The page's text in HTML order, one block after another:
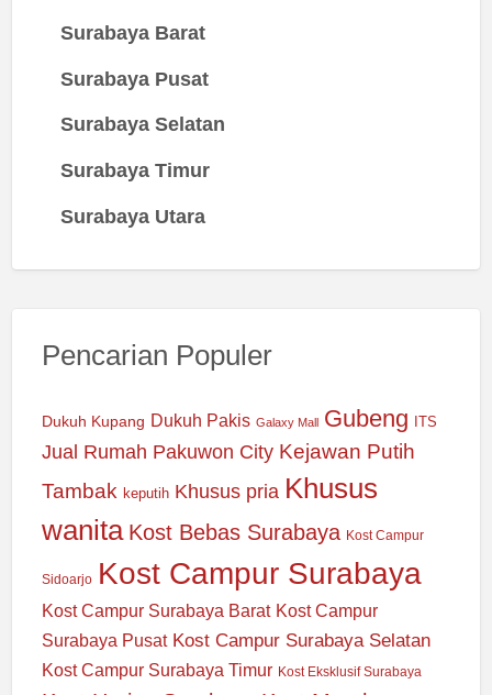
Surabaya Barat
Surabaya Pusat
Surabaya Selatan
Surabaya Timur
Surabaya Utara
Pencarian Populer
Dukuh Kupang Dukuh Pakis Galaxy Mall Gubeng ITS
Jual Rumah Pakuwon City Kejawan Putih
Tambak keputih Khusus pria Khusus
wanita Kost Bebas Surabaya Kost Campur
Sidoarjo Kost Campur Surabaya
Kost Campur Surabaya Barat Kost Campur
Surabaya Pusat Kost Campur Surabaya Selatan
Kost Campur Surabaya Timur Kost Eksklusif Surabaya